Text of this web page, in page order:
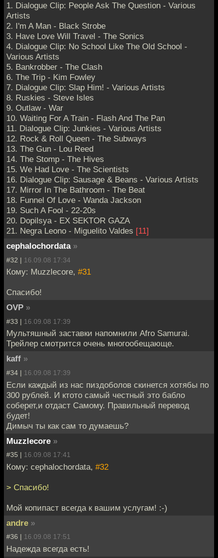
1. Dialogue Clip: People Ask The Question - Various
Artists
2. I'm A Man - Black Strobe
3. Have Love Will Travel - The Sonics
4. Dialogue Clip: No School Like The Old School -
Various Artists
5. Bankrobber - The Clash
6. The Trip - Kim Fowley
7. Dialogue Clip: Slap Him! - Various Artists
8. Ruskies - Steve Isles
9. Outlaw - War
10. Waiting For A Train - Flash And The Pan
11. Dialogue Clip: Junkies - Various Artists
12. Rock & Roll Queen - The Subways
13. The Gun - Lou Reed
14. The Stomp - The Hives
15. We Had Love - The Scientists
16. Dialogue Clip: Sausage & Beans - Various Artists
17. Mirror In The Bathroom - The Beat
18. Funnel Of Love - Wanda Jackson
19. Such A Fool - 22-20s
20. Dopilsya - EX SEKTOR GAZA
21. Negra Leono - Miguelito Valdes [11]
cephalochordata »
#32 | 16.09.08 17:34
Кому: Muzzlecore, #31
Спасибо!
OVP »
#33 | 16.09.08 17:39
Мультяшный заставки напомнили Afro Samurai.
Трейлер смотрится очень многообещающе.
kaff »
#34 | 16.09.08 17:39
Если каждый из нас пиздоболов скинется хотябы по
300 рублей. И ктото самый честный это бабло
соберет,и отдаст Самому. Правильный перевод
будет!
Димыч ты как сам то думаешь?
Muzzlecore »
#35 | 16.09.08 17:41
Кому: cephalochordata, #32
> Спасибо!
Мой копипаст всегда к вашим услугам! :-)
andre »
#36 | 16.09.08 17:51
Надежда всегда есть!